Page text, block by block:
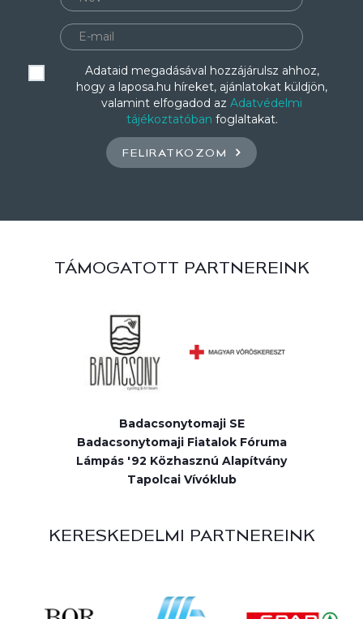
Adataid megadásával hozzájárulsz ahhoz,
hogy a laposa.hu híreket, ajánlatokat küldjön,
valamint elfogadod az Adatvédelmi
tájékoztatóban foglaltakat.
FELIRATKOZOM
TÁMOGATOTT PARTNEREINK
Badacsonytomaji SE
Badacsonytomaji Fiatalok Fóruma
Lámpás '92 Közhasznú Alapítvány
Tapolcai Vívóklub
KERESKEDELMI PARTNEREINK